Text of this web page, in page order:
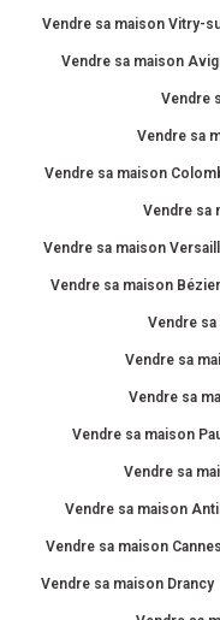
Vendre sa maison Vitry-
Vendre sa maison
Vendre
Vendre sa
Vendre sa maison
Vendre sa
Vendre sa maison
Vendre sa maison
Vendre
Vendre sa
Vendre sa
Vendre sa maison
Vendre sa
Vendre sa maison
Vendre sa maison Cannes
Vendre sa maison Drancy